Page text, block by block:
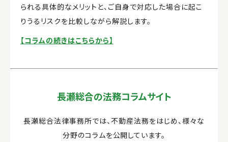
られる具体的なメリットと、ご自身で対応した場合に起こ
りうるリスクを比較しながら解説します。
【コラムの続きはこちらから】
長瀬総合の法務コラムサイト
長瀬総合法律事務所では、不動産法務をはじめ、様々な
分野のコラムを公開しています。